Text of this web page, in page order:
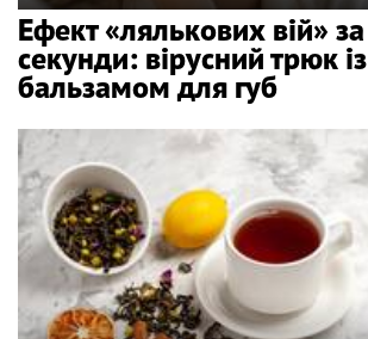
Ефект «лялькових вій» за
секунди: вірусний трюк із
бальзамом для губ